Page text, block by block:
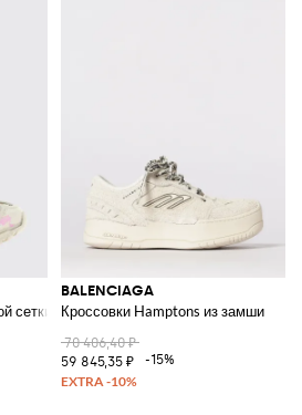
сетки и резины
BALENCIAGA
Кроссовки Hamptons из замши
70 406,40 ₽
59 845,35 ₽
-15%